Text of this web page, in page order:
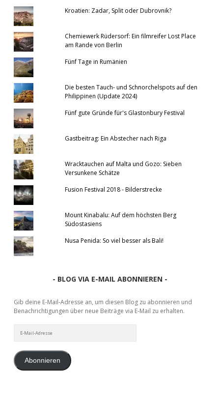
Kroatien: Zadar, Split oder Dubrovnik?
Chemiewerk Rüdersorf: Ein filmreifer Lost Place
am Rande von Berlin
Fünf Tage in Rumänien
Die besten Tauch- und Schnorchelspots auf den
Philippinen (Update 2024)
Fünf gute Gründe für's Glastonbury Festival
Gastbeitrag: Ein Abstecher nach Riga
Wracktauchen auf Malta und Gozo: Sieben
Versunkene Schätze
Fusion Festival 2018 - Bilderstrecke
Mount Kinabalu: Auf dem höchsten Berg
Südostasiens
Nusa Penida: So viel besser als Bali!
- BLOG VIA E-MAIL ABONNIEREN -
Gib deine E-Mail-Adresse an, um diesen Blog zu abonnieren und
Benachrichtigungen über neue Beiträge via E-Mail zu erhalten.
Mail-
Abonnieren